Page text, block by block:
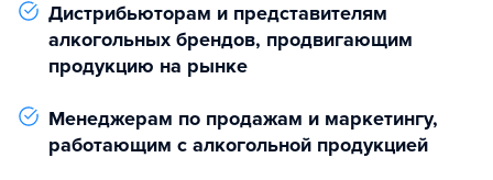
Дистрибьюторам и представителям
алкогольных брендов, продвигающим
продукцию на рынке
Менеджерам по продажам и маркетингу,
работающим с алкогольной продукцией